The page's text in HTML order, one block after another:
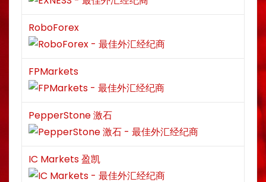
RoboForex
FPMarkets
PepperStone 激石
IC Markets 盈凯